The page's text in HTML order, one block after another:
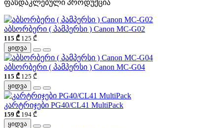
ფასდაკლებული პროდუქცია
აბსორბერი ( პამპერსი ) Canon MC-G02
115 ₾ 125 ₾
ყიდვა
აბსორბერი ( პამპერსი ) Canon MC-G04
115 ₾ 125 ₾
ყიდვა
კარტრიჯები PG40/CL41 MultiPack
159 ₾ 194 ₾
ყიდვა